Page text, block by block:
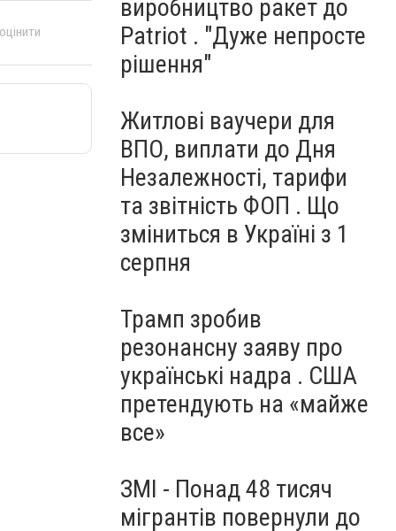
виробництво ракет до
Patriot . "Дуже непросте
рішення"
Житлові ваучери для
ВПО, виплати до Дня
Незалежності, тарифи
та звітність ФОП . Що
зміниться в Україні з 1
серпня
Трамп зробив
резонансну заяву про
українські надра . США
претендують на «майже
все»
ЗМІ - Понад 48 тисяч
мігрантів повернули до